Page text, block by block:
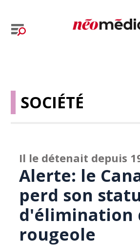
SOCIÉTÉ
Il le détenait depuis
Alerte: le
perd son
d'élimination
rougeole